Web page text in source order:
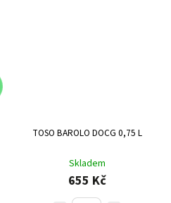
TOSO BAROLO DOCG 0,75 L
Skladem
655 Kč